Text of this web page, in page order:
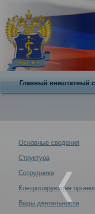
Главный внештатный
Основные сведения
Структура
Сотрудники
Контролирующая
Виды деятельности